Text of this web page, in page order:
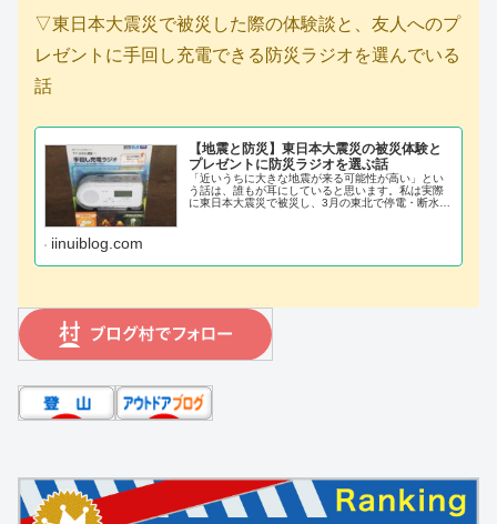
▽東日本大震災で被災した際の体験談と、友人へのプ
レゼントに手回し充電できる防災ラジオを選んでいる
話
【地震と防災】東日本大震災の被災体験と
プレゼントに防災ラジオを選ぶ話
「近いうちに大きな地震が来る可能性が高い」とい
う話は、誰もが耳にしていると思います。私は実際
に東日本大震災で被災し、3月の東北で停電・断水生
iinuiblog.com